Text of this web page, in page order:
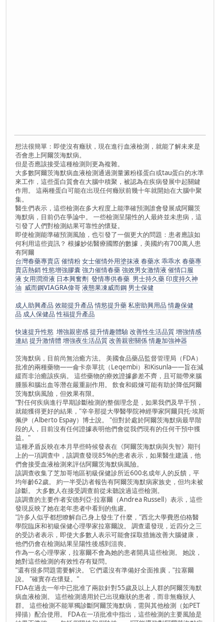
想法很簡單：即使沒有癥狀，現在進行血液檢測，就能了解未來是
否會患上阿爾茨海默病。
但是否應該接受這種檢測則更為複雜。
大多數阿爾茨海默病血液檢測通過測量澱粉樣蛋白或tau蛋白的水準
來工作，這些蛋白質會在大腦中積聚，被認為在疾病發展中起關鍵
作用。 這兩種蛋白可能在出現任何癥狀前幾十年就開始在大腦中聚
集。
醫生們表示，這些檢測在多大程度上能準確預測誰會發展成阿爾茨
海默病，目前仍在爭論中。 一些檢測呈陽性的人最終並未患病，這
引發了人們對檢測結果可靠性的懷疑。
即使檢測能準確預測風險，也引發了一個更大的問題：患者應該如
何利用這些資訊？ 根據妙佑醫療國際的數據，美國約有700萬人患
有阿爾
台灣春藥專賣店催情粉女士催情外用塗抹液 春藥水乖乖水春藥專
賣店熱銷性慾增強膠囊強力催情春藥強效男女激情液 催情口服
液 女用潤滑液 日本興奮劑 發情專供春藥 男士持久藥 印度持久神
油 威而鋼VIAGRA偉哥液態果凍威而鋼 男士保健
成人助興產品 效能提升產品 情慾提升藥私密助興用品 情趣保健
品 成人保健品 性福提升產品
快速提升性慾 增強親密感提升情趣體驗改善性生活品質增強情感
連結提升激情體 增強夜生活品質改善親密關係情趣加強神器
茨海默病，目前尚無治癒方法。 美國食品藥品監督管理局（FDA）
批准的兩種藥物——侖卡奈單抗（Leqembi）和Kisunla——旨在減
緩而非治癒該疾病。 這些藥物的療效證據參差不齊，且可能帶來腦
腫脹和腦出血等潛在嚴重副作用。 飲食和鍛煉可能有助於降低阿爾
茨海默病風險，但效果有限。
"對任何疾病進行早期診斷檢測的整個理念是，如果我們及早干預，
就能獲得更好的結果，"辛辛那提大學醫學院神經學家阿爾貝托·埃斯
佩伊（Alberto Espay）博士說。 "但對於處於阿爾茨海默病最早階
段的人，目前沒有任何證據表明他們會從我們現有的任何干預中獲
益。"
這種矛盾反映在本月早些時候發表在《阿爾茨海默病與失智》期刊
上的一項調查中，該調查發現85%的患者表示，如果醫生建議，他
們會接受血液檢測來評估阿爾茨海默病風險。
該調查收集了芝加哥地區初級保健診所近600名成年人的反饋，平
均年齡62歲。 約一半受訪者報告有阿爾茨海默病家族史，但均未被
診斷。 大多數人在接受調查前從未聽說過這些檢測。
該調查的主要作者安德列亞·拉塞爾（Andrea Russell）表示，這些
發現反映了她在老年患者中看到的焦慮。
"許多人似乎都想瞭解自己身上發生了什麼，"西北大學費恩伯格醫
學院臨床和初級保健心理學家拉塞爾說。 調查還發現，近四分之三
的受訪者表示，即使大多數人表示可能會採取措施改善大腦健康，
他們仍會在檢測結果呈陽性後感到沮喪。
作為一名心理學家，拉塞爾不會為她的患者開具這些檢測。 她說，
她對這些檢測的有效性存有疑問。
"還有很多問題需要解決。 它們還沒有準備好全面推廣，"拉塞爾
說。 "確實存在懷疑。"
FDA在過去一年中已批准了兩款針對55歲及以上人群的阿爾茨海默
病血液檢測。 這些檢測適用於已出現癥狀的患者，而非無癥狀人
群。 這些檢測不能單獨診斷阿爾茨海默病，需與其他檢測（如PET
掃描）配合使用。 FDA在一項批准中指出，這些檢測的主要風險是